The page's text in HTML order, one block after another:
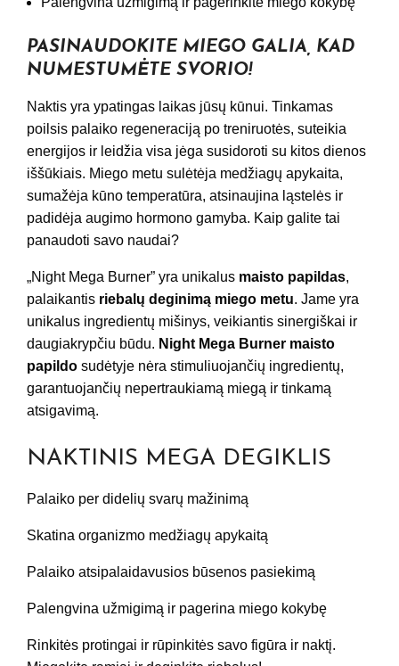
PASINAUDOKITE MIEGO GALIA, KAD
NUMESTUMĖTE SVORIO!
Naktis yra ypatingas laikas jūsų kūnui. Tinkamas
poilsis palaiko regeneraciją po treniruotės, suteikia
energijos ir leidžia visa jėga susidoroti su kitos dienos
iššūkiais. Miego metu sulėtėja medžiagų apykaita,
sumažėja kūno temperatūra, atsinaujina ląstelės ir
padidėja augimo hormono gamyba. Kaip galite tai
panaudoti savo naudai?
„Night Mega Burner” yra unikalus maisto papildas,
palaikantis riebalų deginimą miego metu. Jame yra
unikalus ingredientų mišinys, veikiantis sinergiškai ir
daugiakrypčiu būdu. Night Mega Burner maisto
papildo sudėtyje nėra stimuliuojančių ingredientų,
garantuojančių nepertraukiamą miegą ir tinkamą
atsigavimą.
NAKTINIS MEGA DEGIKLIS
Palaiko per didelių svarų mažinimą
Skatina organizmo medžiagų apykaitą
Palaiko atsipalaidavusios būsenos pasiekimą
Palengvina užmigimą ir pagerina miego kokybę
Rinkitės protingai ir rūpinkitės savo figūra ir naktį.